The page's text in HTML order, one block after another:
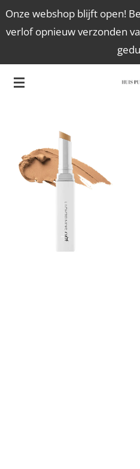
Ga
direct
de
hoofdinhoud
Onze webshop blijft open!
verlof opnieuw verzonden